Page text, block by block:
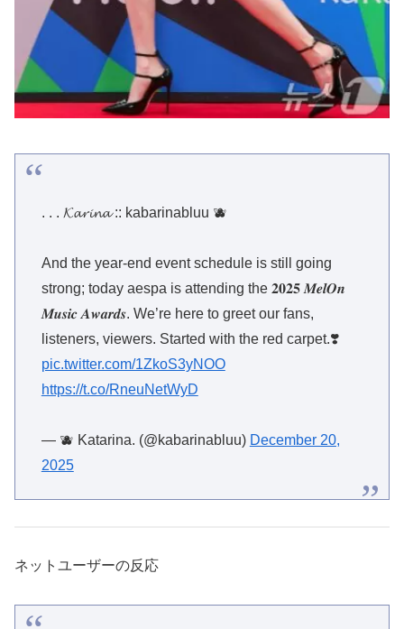
. . . 𝓚𝓪𝓻𝓲𝓷𝓪 :: kabarinabluu 🫐
And the year-end event schedule is still going
strong; today aespa is attending the 𝟐𝟎𝟐𝟓 𝑴𝒆𝒍𝑶𝒏
𝑴𝒖𝒔𝒊𝒄 𝑨𝒘𝒂𝒓𝒅𝒔. We’re here to greet our fans,
listeners, viewers. Started with the red carpet.❣️
pic.twitter.com/1ZkoS3yNOO
https://t.co/RneuNetWyD
— 🫐 Katarina. (@kabarinabluu) December 20,
2025
ネットユーザーの反応